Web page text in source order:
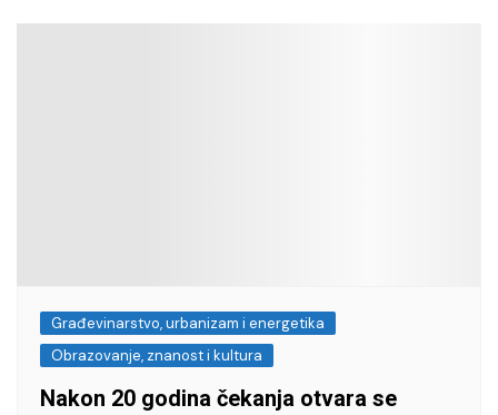
Građevinarstvo, urbanizam i energetika
Obrazovanje, znanost i kultura
Nakon 20 godina čekanja otvara se